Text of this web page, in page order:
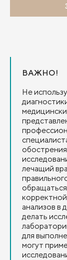
ВАЖНО!
Не
лечащий
анализов в
делать
для
могут